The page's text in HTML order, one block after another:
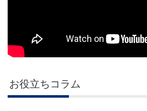
お役立ちコラム